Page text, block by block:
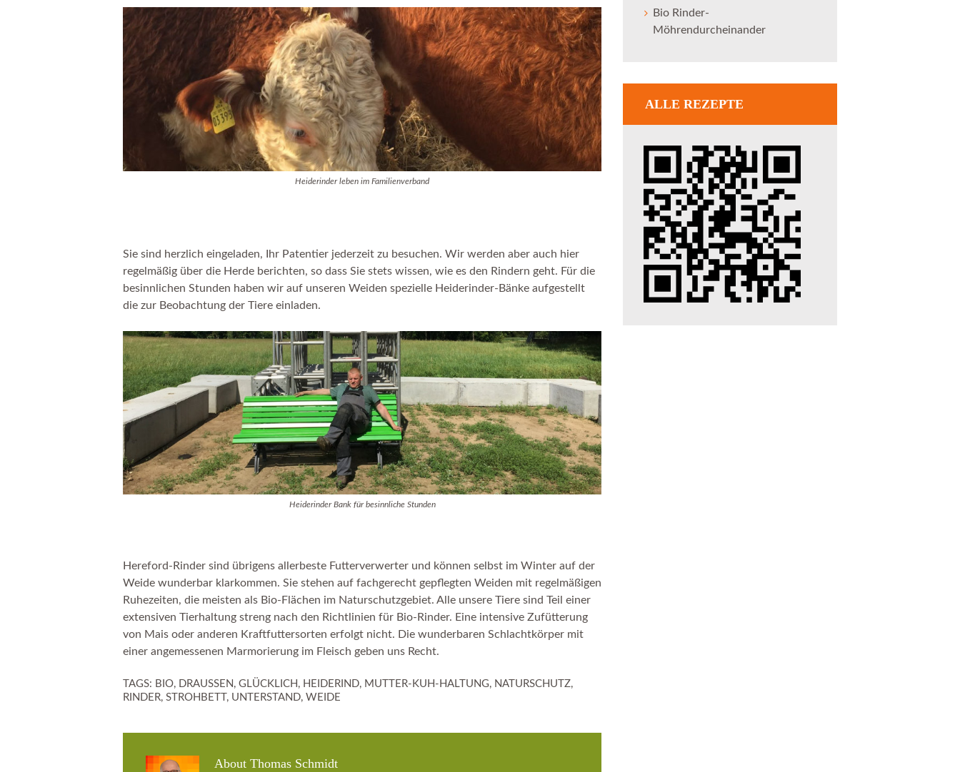
Heiderinder leben im Familienverband
Sie sind herzlich eingeladen, Ihr Patentier jederzeit zu besuchen. Wir werden aber auch hier
regelmäßig über die Herde berichten, so dass Sie stets wissen, wie es den Rindern geht. Für die
besinnlichen Stunden haben wir auf unseren Weiden spezielle Heiderinder-Bänke aufgestellt
die zur Beobachtung der Tiere einladen.
Heiderinder Bank für besinnliche Stunden
Hereford-Rinder sind übrigens allerbeste Futterverwerter und können selbst im Winter auf der
Weide wunderbar klarkommen. Sie stehen auf fachgerecht gepflegten Weiden mit regelmäßigen
Ruhezeiten, die meisten als Bio-Flächen im Naturschutzgebiet. Alle unsere Tiere sind Teil einer
extensiven Tierhaltung streng nach den Richtlinien für Bio-Rinder. Eine intensive Zufütterung
von Mais oder anderen Kraftfuttersorten erfolgt nicht. Die wunderbaren Schlachtkörper mit
einer angemessenen Marmorierung im Fleisch geben uns Recht.
TAGS: BIO, DRAUSSEN , GLÜCKLICH , HEIDERIND, MUTTER-KUH-HALTUNG, NATURSCHUTZ,
RINDER, STROHBETT , UNTERSTAND, WEIDE
AboutThomas Schmidt
Bio Rinder-
Möhrendurcheinander
ALLE REZEPTE